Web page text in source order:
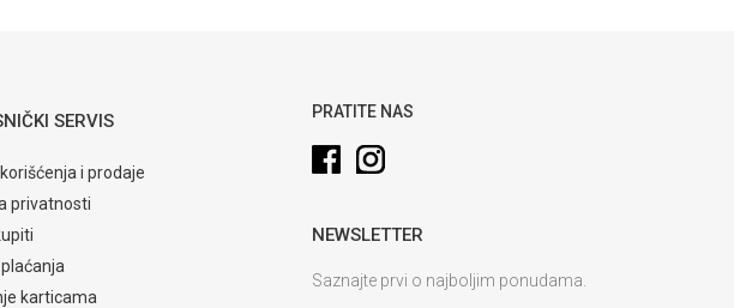
SERVIS
i prodaje
privatnosti
karticama
PRATITE NAS
NEWSLETTER
Saznajte prvi o najboljim ponudama.